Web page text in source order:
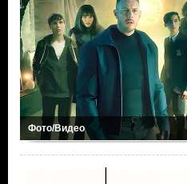
Фото/Видео